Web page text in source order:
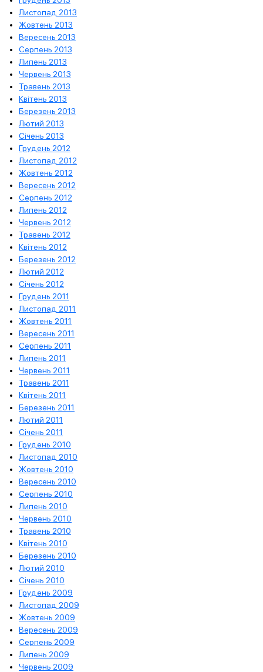
Листопад 2013
Жовтень 2013
Вересень 2013
Серпень 2013
Липень 2013
Червень 2013
Травень 2013
Квітень 2013
Березень 2013
Лютий 2013
Січень 2013
Грудень 2012
Листопад 2012
Жовтень 2012
Вересень 2012
Серпень 2012
Липень 2012
Червень 2012
Травень 2012
Квітень 2012
Березень 2012
Лютий 2012
Січень 2012
Грудень 2011
Листопад 2011
Жовтень 2011
Вересень 2011
Серпень 2011
Липень 2011
Червень 2011
Травень 2011
Квітень 2011
Березень 2011
Лютий 2011
Січень 2011
Грудень 2010
Листопад 2010
Жовтень 2010
Вересень 2010
Серпень 2010
Липень 2010
Червень 2010
Травень 2010
Квітень 2010
Березень 2010
Лютий 2010
Січень 2010
Грудень 2009
Листопад 2009
Жовтень 2009
Вересень 2009
Серпень 2009
Липень 2009
Червень 2009